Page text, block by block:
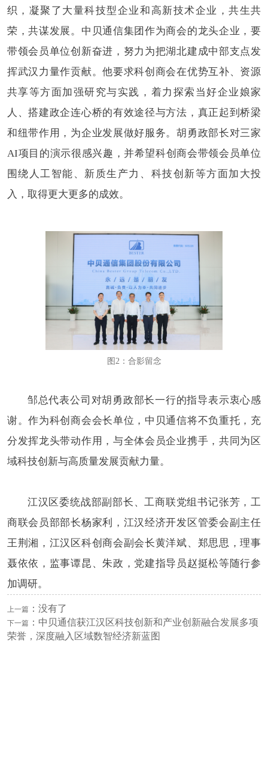
织，凝聚了大量科技型企业和高新技术企业，共生共
荣，共谋发展。中贝通信集团作为商会的龙头企业，要
带领会员单位创新奋进，努力为把湖北建成中部支点发
挥武汉力量作贡献。他要求科创商会在优势互补、资源
共享等方面加强研究与实践，着力探索当好企业娘家
人、搭建政企连心桥的有效途径与方法，真正起到桥梁
和纽带作用，为企业发展做好服务。胡勇政部长对三家
AI项目的演示很感兴趣，并希望科创商会带领会员单位
围绕人工智能、新质生产力、科技创新等方面加大投
入，取得更大更多的成效。
图2：合影留念
邹总代表公司对胡勇政部长一行的指导表示衷心感
谢。作为科创商会会长单位，中贝通信将不负重托，充
分发挥龙头带动作用，与全体会员企业携手，共同为区
域科技创新与高质量发展贡献力量。
江汉区委统战部副部长、工商联党组书记张芳，工
商联会员部部长杨家利，江汉经济开发区管委会副主任
王荆湘，江汉区科创商会副会长黄洋斌、郑思思，理事
聂依依，监事谭昆、朱政，党建指导员赵挺松等随行参
加调研。
上一篇： 没有了
下一篇： 中贝通信获江汉区科技创新和产业创新融合发展多项
荣誉，深度融入区域数智经济新蓝图